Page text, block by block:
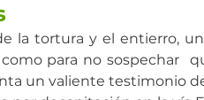
la tortura y el entierro,
para no sospechar
un valiente testimonio